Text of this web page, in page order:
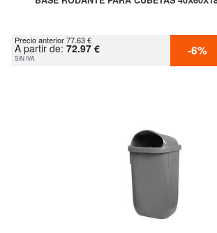
Precio anterior 77.63 €
A partir de: 72.97 €
SIN IVA -6%